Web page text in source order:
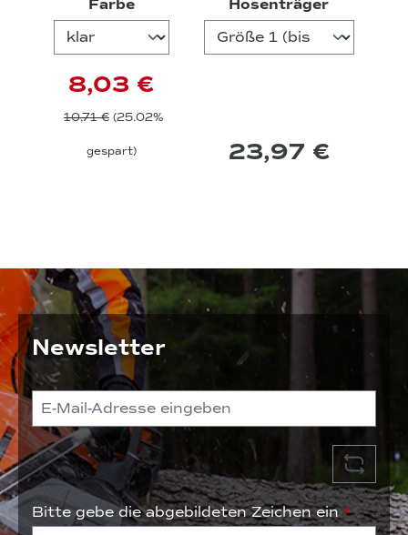
Farbeauswählen
8,03 €
10,71 € (25.02%
gespart)
Hosenträger
23,97 €
Newsletter
Bitte gebe die abgebildeten Zeichen ein*